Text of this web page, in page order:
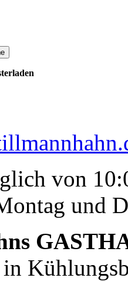
Rezepte.
Nachkochbar, aber
mit dem Blick für
und
von
und